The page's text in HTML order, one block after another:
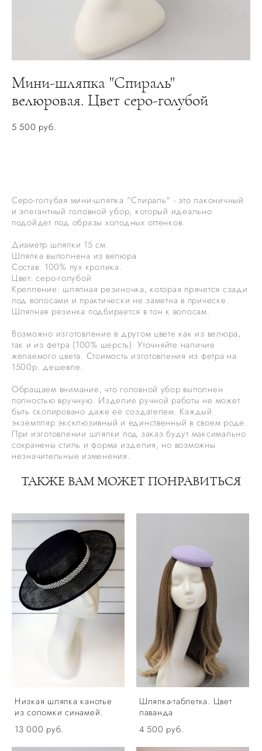
Мини-шляпка "Спираль"
велюровая. Цвет серо-голубой
5 500 pуб.
Серо-голубая мини-шляпка "Спираль" - это лаконичный
и элегантный головной убор, который идеально
подойдет под образы холодных оттенков.
Диаметр шляпки 15 см.
Шляпка выполнена из велюра
Состав: 100% пух кролика.
Цвет: серо-голубой
Крепление: шляпная резиночка, которая прячется сзади
под волосами и практически не заметна в прическе.
Шляпная резинка подбирается в тон к волосам.
Возможно изготовление в другом цвете как из велюра,
так и из фетра (100% шерсть). Уточняйте наличие
желаемого цвета. Стоимость изготовления из фетра на
1500р. дешевле.
Обращаем внимание, что головной убор выполнен
полностью вручную. Изделие ручной работы не может
быть скопировано даже её создателем. Каждый
экземпляр эксклюзивный и единственный в своем роде.
При изготовлении шляпки под заказ будут максимально
сохранены стиль и форма изделия, но возможны
незначительные изменения.
ТАКЖЕ ВАМ МОЖЕТ ПОНРАВИТЬСЯ
Низкая шляпка канотье
из соломки синамей.
13 000 pуб.
Шляпка-таблетка. Цвет
лаванда
4 500 pуб.